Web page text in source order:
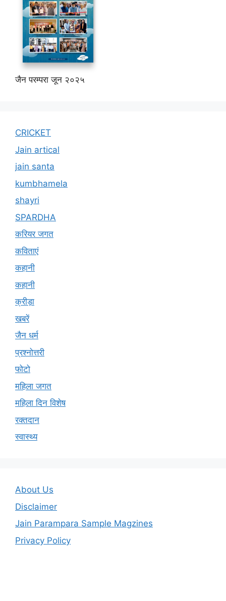
जैन परम्परा जून २०२५
CRICKET
Jain artical
jain santa
kumbhamela
shayri
SPARDHA
करियर जगत
कविताएं
कहानी
कहानी
क्रीड़ा
खबरें
जैन धर्म
प्रश्नोत्तरी
फोटो
महिला जगत
महिला दिन विशेष
रक्तदान
स्वास्थ्य
About Us
Disclaimer
Jain Parampara Sample Magzines
Privacy Policy